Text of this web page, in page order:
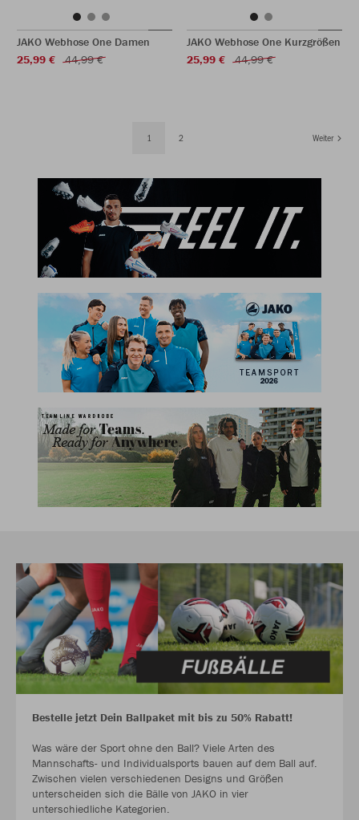
JAKO Webhose One Damen
25,99 €
44,99 €
JAKO Webhose One Kurzgrößen
25,99 €
44,99 €
1 2 Weiter
Bestelle jetzt Dein Ballpaket mit bis zu 50% Rabatt!
Was wäre der Sport ohne den Ball? Viele Arten des
Mannschafts- und Individualsports bauen auf dem Ball auf.
Zwischen vielen verschiedenen Designs und Größen
unterscheiden sich die Bälle von JAKO in vier
unterschiedliche Kategorien.